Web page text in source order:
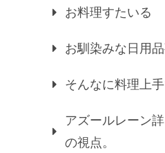
お料理すたいる
お馴染みな日用品
そんなに料理上
アズールレーン
の視点。